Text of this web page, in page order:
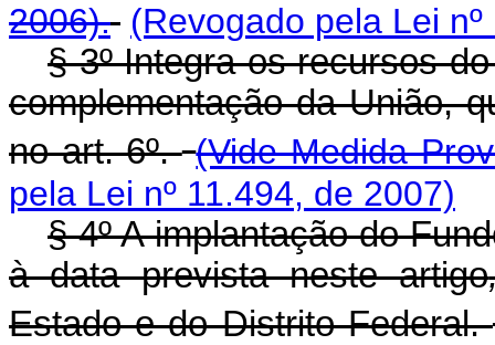
2006). (Revogado pela Lei
§ 3º Integra os recursos
complementação da União,
no art. 6º. (Vide Medida
pela Lei nº 11.494, de 2007)
§ 4º A implantação do
à data prevista neste artigo
Estado e do Distrito Federal.